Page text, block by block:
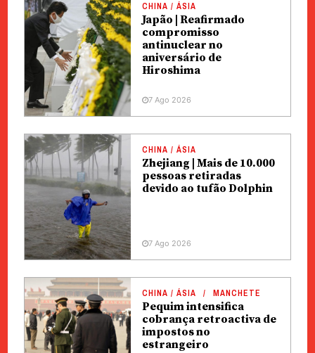
CHINA / ÁSIA
Japão | Reafirmado
compromisso
antinuclear no
aniversário de
Hiroshima
7 Ago 2026
CHINA / ÁSIA
Zhejiang | Mais de 10.000
pessoas retiradas
devido ao tufão Dolphin
7 Ago 2026
CHINA / ÁSIA MANCHETE
Pequim intensifica
cobrança retroactiva de
impostos no
estrangeiro